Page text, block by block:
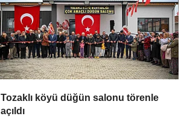
Tozaklı köyü düğün salonu törenle
açıldı